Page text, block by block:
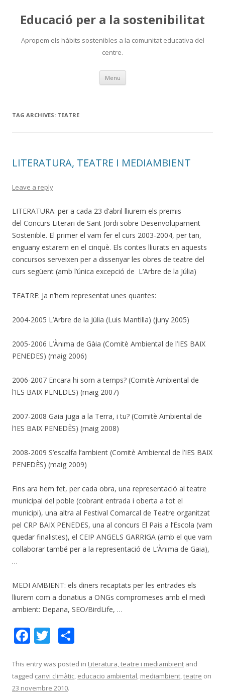
Educació per a la sostenibilitat
Apropem els hàbits sostenibles a la comunitat educativa del
centre.
Menu Skip
content
TAG ARCHIVES: TEATRE
LITERATURA, TEATRE I MEDIAMBIENT
Leave a reply
LITERATURA: per a cada 23 d’abril lliurem els premis
del Concurs Literari de Sant Jordi sobre Desenvolupament
Sostenible. El primer el vam fer el curs 2003-2004, per tan,
enguany estarem en el cinquè. Els contes lliurats en aquests
concursos serveixen per a dissenyar les obres de teatre del
curs següent (amb l’única excepció de L’Arbre de la Júlia)
TEATRE: Ja n’hem representat unes quantes:
2004-2005 L’Arbre de la Júlia (Luis Mantilla) (juny 2005)
2005-2006 L’Ànima de Gàia (Comitè Ambiental de l’IES BAIX
PENEDES) (maig 2006)
2006-2007 Encara hi som a temps? (Comitè Ambiental de
l’IES BAIX PENEDES) (maig 2007)
2007-2008 Gaia juga a la Terra, i tu? (Comitè Ambiental de
l’IES BAIX PENEDÈS) (maig 2008)
2008-2009 S’escalfa l’ambient (Comitè Ambiental de l’IES BAIX
PENEDÈS) (maig 2009)
Fins ara hem fet, per cada obra, una representació al teatre
municipal del poble (cobrant entrada i oberta a tot el
municipi), una altra al Festival Comarcal de Teatre organitzat
pel CRP BAIX PENEDES, una al concurs El Pais a l’Escola (vam
quedar finalistes), el CEIP ANGELS GARRIGA (amb el que vam
col·laborar també per a la representació de L’Ànima de Gaia),
…
MEDI AMBIENT: els diners recaptats per les entrades els
lliurem com a donatius a ONGs compromeses amb el medi
ambient: Depana, SEO/BirdLife, …
F
e
b
T
itt
er
m
p
This entry was posted in Literatura, teatre i mediambient and
tagged canvi climàtic, educacio ambiental, mediambient,teatre on
23 novembre 2010.